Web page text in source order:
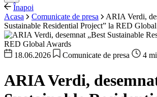
Înapoi
Acasa
Comunicate de presa
ARIA Verdi,
Sustainable Residential Project” la RED
18.06.2026 Comunicate de presa 4
ARIA Verdi,